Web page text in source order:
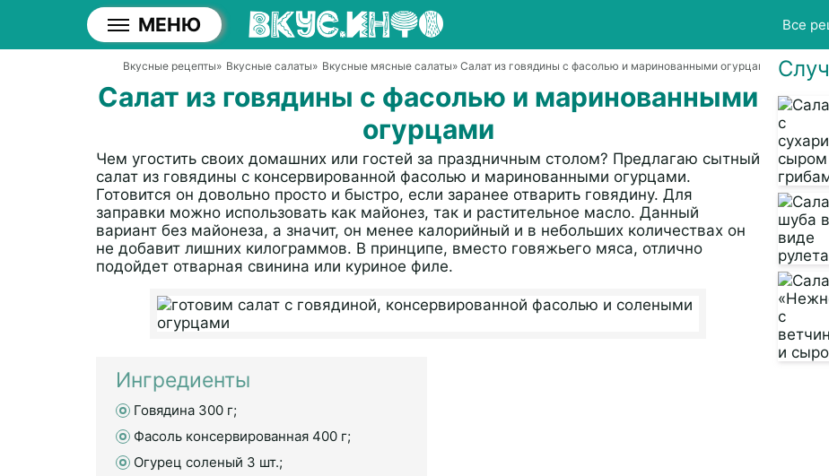
МЕНЮ Все
Вкусные рецепты» Вкусные салаты» Вкусные мясные салаты» Салат из говядины с фасолью и маринованными огурцами
Салат из говядины с фасолью и маринованными
огурцами
Чем угостить своих домашних или гостей за праздничным столом? Предлагаю сытный
салат из говядины с консервированной фасолью и маринованными огурцами.
Готовится он довольно просто и быстро, если заранее отварить говядину. Для
заправки можно использовать как майонез, так и растительное масло. Данный
вариант без майонеза, а значит, он менее калорийный и в небольших количествах он
не добавит лишних килограммов. В принципе, вместо говяжьего мяса, отлично
подойдет отварная свинина или куриное филе.
Ингредиенты
Говядина 300 г;
Фасоль консервированная 400 г;
Огурец соленый 3 шт.;